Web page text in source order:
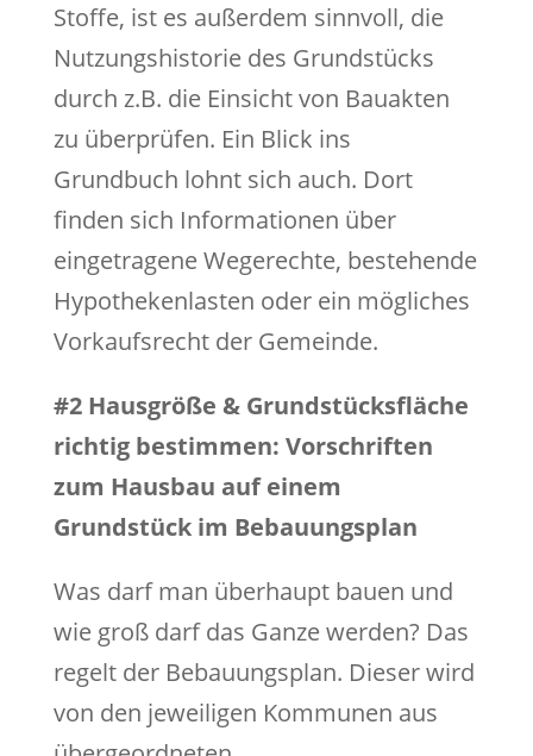
Stoffe, ist es außerdem sinnvoll, die
Nutzungshistorie des Grundstücks
durch z.B. die Einsicht von Bauakten
zu überprüfen. Ein Blick ins
Grundbuch lohnt sich auch. Dort
finden sich Informationen über
eingetragene Wegerechte, bestehende
Hypothekenlasten oder ein mögliches
Vorkaufsrecht der Gemeinde.
#2 Hausgröße & Grundstücksfläche
richtig bestimmen: Vorschriften
zum Hausbau auf einem
Grundstück im Bebauungsplan
Was darf man überhaupt bauen und
wie groß darf das Ganze werden? Das
regelt der Bebauungsplan. Dieser wird
von den jeweiligen Kommunen aus